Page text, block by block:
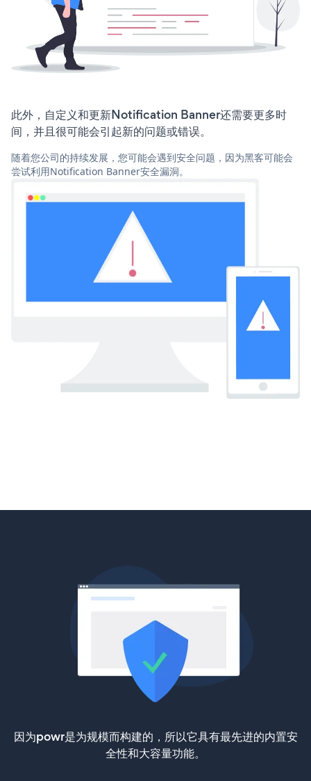
此外，自定义和更新Notification Banner还需要更多时
间，并且很可能会引起新的问题或错误。
随着您公司的持续发展，您可能会遇到安全问题，因为黑客可能会
尝试利用Notification Banner安全漏洞。
因为powr是为规模而构建的，所以它具有最先进的内置安
全性和大容量功能。